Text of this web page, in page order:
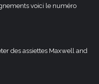
voici le numéro
des assiettes Maxwell and